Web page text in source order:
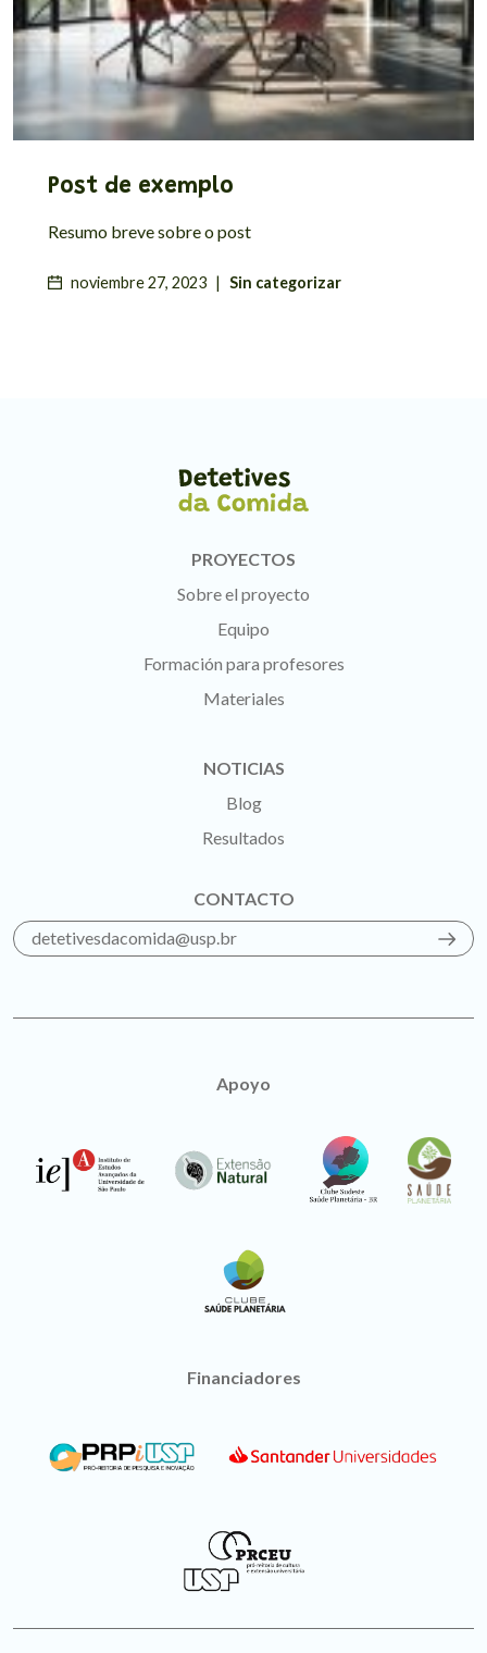
Post de exemplo
Resumo breve sobre o post
noviembre 27, 2023 | Sin categorizar
PROYECTOS
Sobre el proyecto
Equipo
Formación para profesores
Materiales
NOTICIAS
Blog
Resultados
CONTACTO
detetivesdacomida@usp.br
Apoyo
Financiadores